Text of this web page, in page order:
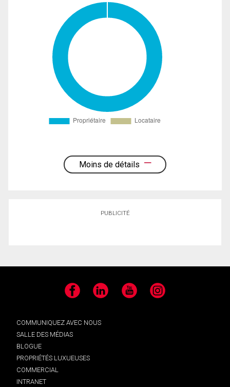
Moins de détails
PUBLICITÉ
Facebook LinkedIn YouTube Instagram
COMMUNIQUEZ AVEC NOUS
SALLE DES MÉDIAS
BLOGUE
PROPRIÉTÉS LUXUEUSES
COMMERCIAL
INTRANET